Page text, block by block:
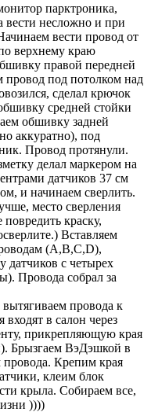
парктроника,
вести несложно и при
вести провод от
верхнему краю
правой передней
провод под потолком над
сделал крючок
средней стойки
обшивку задней
аккуратно), под
Провод протянули.
делал маркером на
датчиков 37 см
и начинаем сверлить.
место сверления
краску,
Вставляем
(A,B,C,D),
датчиков с четырех
Провода собрал за
провода к
в салон через
прикрепляющую края
Брызгаем ВэДэшкой в
провода. Крепим края
клеим блок
крыла. Собираем все,
))))